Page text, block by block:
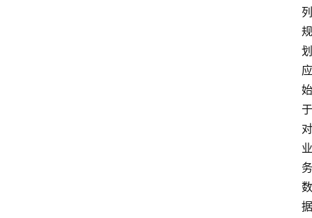
列
规
划
应
始
于
对
业
务
数
据